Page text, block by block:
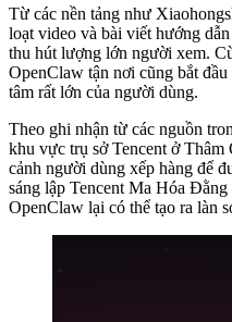
Từ các nền tảng như
loạt video và bài viết hướng
thu hút lượng lớn người xem.
OpenClaw tận nơi cũng bắt
tâm rất lớn của người dùng.
Theo ghi nhận từ các nguồn
khu vực trụ sở Tencent ở
cảnh người dùng xếp hàng để
sáng lập Tencent Ma Hóa
OpenClaw lại có thể tạo ra làn